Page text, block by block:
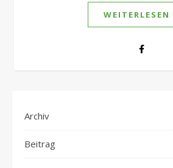
WEITERLESEN
Archiv
Beitrag